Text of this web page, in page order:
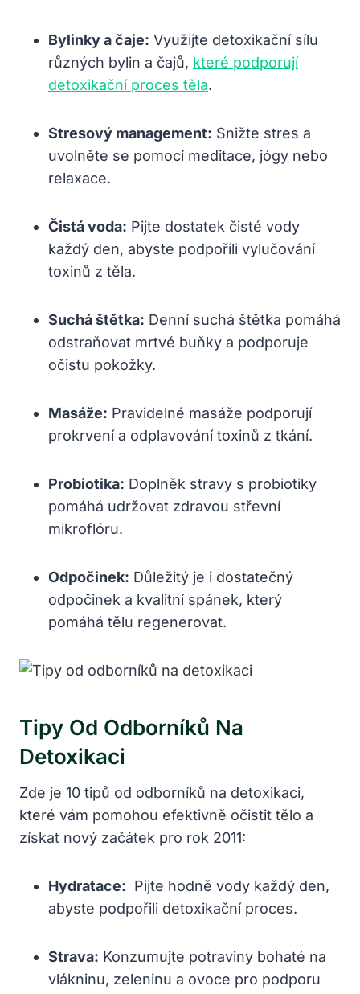
Bylinky a čaje: Využijte ⁢detoxikační‌ sílu
různých ⁤bylin​ a‍ čajů, které podporují
detoxikační proces těla.
Stresový management: Snižte stres a
‌uvolněte ⁤se‌ pomocí meditace, jógy nebo
relaxace.
Čistá voda: Pijte dostatek ⁤čisté​ vody
každý den, abyste podpořili vylučování
toxinů z těla.
Suchá štětka: ⁣Denní suchá štětka pomáhá
odstraňovat⁤ mrtvé buňky a podporuje
‌očistu pokožky.
Masáže: Pravidelné masáže podporují
prokrvení ‍a odplavování ⁤toxinů z tkání.
Probiotika: Doplněk stravy ​s ‍probiotiky
pomáhá udržovat​ zdravou střevní
mikroflóru.
Odpočinek: ​Důležitý je i dostatečný
odpočinek a kvalitní ‌spánek, který
⁣pomáhá tělu regenerovat.
Tipy ‍od Odborníků Na
Detoxikaci
Zde je 10 tipů od odborníků na detoxikaci,⁤
které vám pomohou efektivně ⁤očistit⁤ tělo a
získat nový začátek pro rok 2011:
Hydratace: ‌ Pijte‍ hodně vody‍ každý den,
abyste ⁢podpořili detoxikační proces.
Strava: ⁤Konzumujte⁤ potraviny bohaté‍ na
vlákninu, zeleninu a​ ovoce pro ⁢podporu